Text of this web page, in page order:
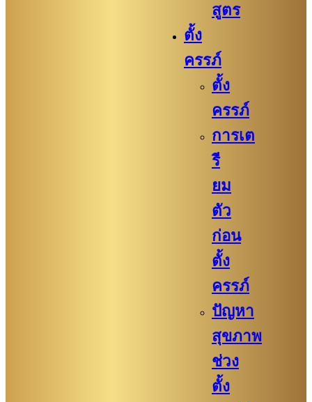
สูตร
ตั้ง
ครรภ์
ตั้ง
ครรภ์
การเต
รี
ยม
ตัว
ก่อน
ตั้ง
ครรภ์​
ปัญหา
สุขภาพ
ช่วง
ตั้ง